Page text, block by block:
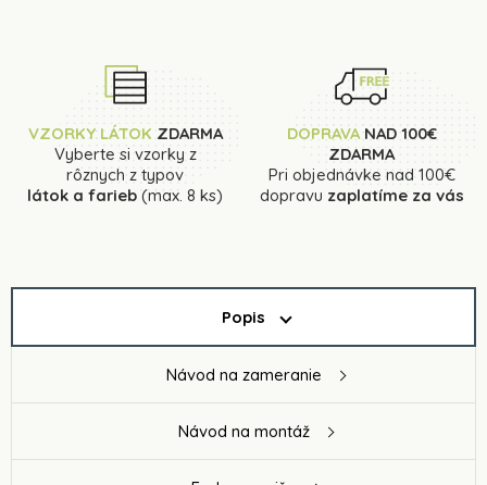
VZORKY LÁTOK ZDARMA
Vyberte si vzorky z
rôznych z typov
látok a farieb (max. 8 ks)
DOPRAVANAD 100€
ZDARMA
Pri objednávke nad 100€
dopravu zaplatíme za vás
Popis
Návod na zameranie
Návod na montáž